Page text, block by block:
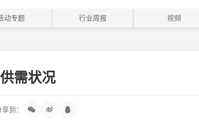
动专题 行业周报 视频
需状况
享到：